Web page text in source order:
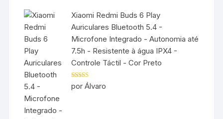
Xiaomi Redmi Buds 6 Play
Auriculares Bluetooth 5.4 -
Microfone Integrado - Autonomia até
7.5h - Resistente à água IPX4 -
Controle Táctil - Cor Preto
Avaliação5
de 5
por Álvaro